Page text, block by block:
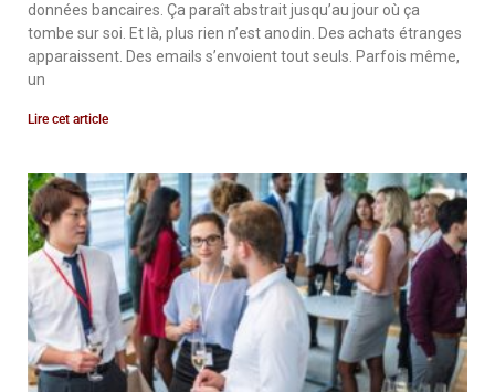
données bancaires. Ça paraît abstrait jusqu’au jour où ça
tombe sur soi. Et là, plus rien n’est anodin. Des achats étranges
apparaissent. Des emails s’envoient tout seuls. Parfois même,
un
Lire cet article